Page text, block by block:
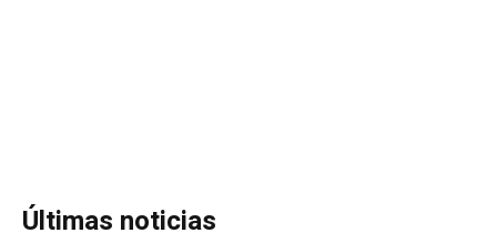
Últimas noticias